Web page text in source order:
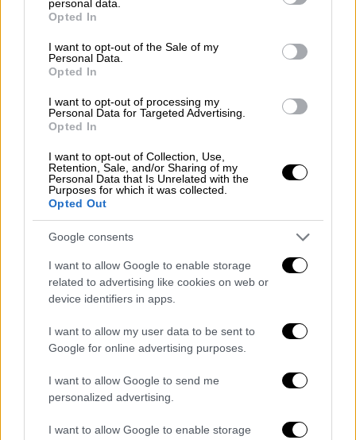
grant or deny consent to Google and its third-party tags to
use your data for below specified purposes in below Google
consent section.
personal data.
Opted In
I want to opt-out of the Sale of my
Personal Data.
Opted In
I want to opt-out of processing my
Personal Data for Targeted Advertising.
Opted In
I want to opt-out of Collection, Use,
Retention, Sale, and/or Sharing of my
Personal Data that Is Unrelated with the
Purposes for which it was collected.
Opted Out
Google consents
I want to allow Google to enable storage
related to advertising like cookies on web or
device identifiers in apps.
I want to allow my user data to be sent to
Google for online advertising purposes.
I want to allow Google to send me
personalized advertising.
I want to allow Google to enable storage
της η ΠΟΕΣΕ.
Τα αιτήματα
ΠΟΕΣΕ είναι τα εξής:
μετατόπισή τους και στον παραβάτη.
Μεταβολή επιστρεπτέας προκαταβολής
σε ΜΗ επιστρεπτέα.
Συμμετοχή στη λήψη αποφάσεων με
συμμετοχή στις αρμόδιες επιτροπές.
Επιδότηση ενεργειακού κόστους και
ενοικίου.
Επιδότηση εργοδοτικών εισφορών ή
αναστολή των συμβάσεων εργασίας.
Απαλλαγή από την καταβολή δημοτικών
Μείωση του ΦΠΑ στο 6%.
δανείων.